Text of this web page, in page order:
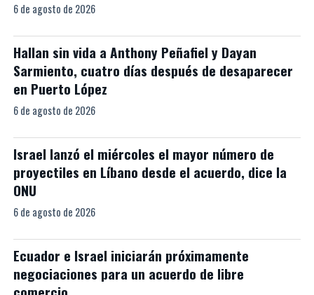
6 de agosto de 2026
Hallan sin vida a Anthony Peñafiel y Dayan
Sarmiento, cuatro días después de desaparecer
en Puerto López
6 de agosto de 2026
Israel lanzó el miércoles el mayor número de
proyectiles en Líbano desde el acuerdo, dice la
ONU
6 de agosto de 2026
Ecuador e Israel iniciarán próximamente
negociaciones para un acuerdo de libre